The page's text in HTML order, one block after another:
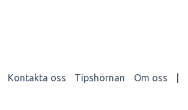
Kontakta oss Tipshörnan Om oss